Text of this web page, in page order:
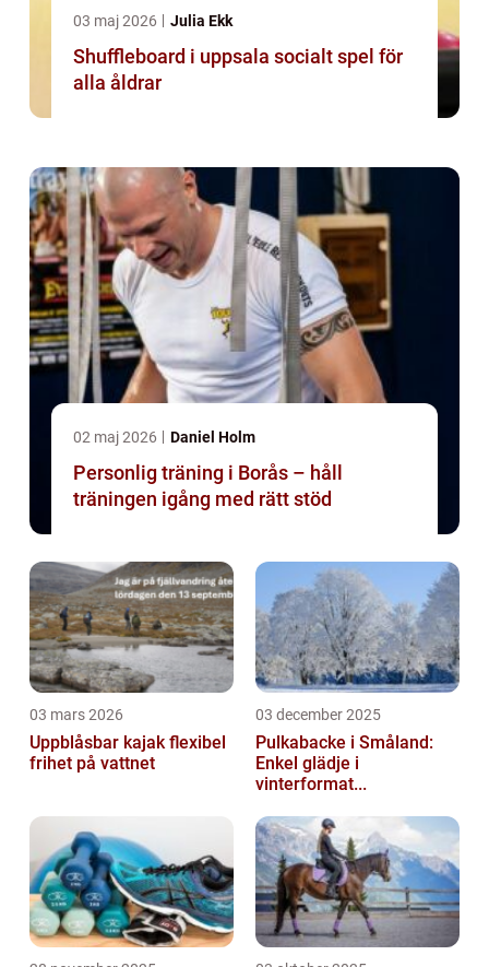
03 maj 2026 Julia Ekk
Shuffleboard i uppsala socialt spel för
alla åldrar
02 maj 2026 Daniel Holm
Personlig träning i Borås – håll
träningen igång med rätt stöd
03 mars 2026
Uppblåsbar kajak flexibel
frihet på vattnet
03 december 2025
Pulkabacke i Småland:
Enkel glädje i
vinterformat...